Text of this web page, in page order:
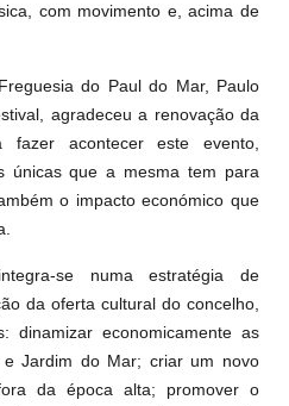
com movimento e, acima de
do Paul do Mar, Paulo
agradeceu a renovação da
acontecer este evento,
únicas que a mesma tem para
o impacto económico que
se numa estratégia de
da oferta cultural do concelho,
dinamizar economicamente as
Jardim do Mar; criar um novo
da época alta; promover o